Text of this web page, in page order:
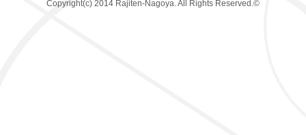
Copyright(c) 2014 Rajiten-Nagoya. All Rights Reserved.©